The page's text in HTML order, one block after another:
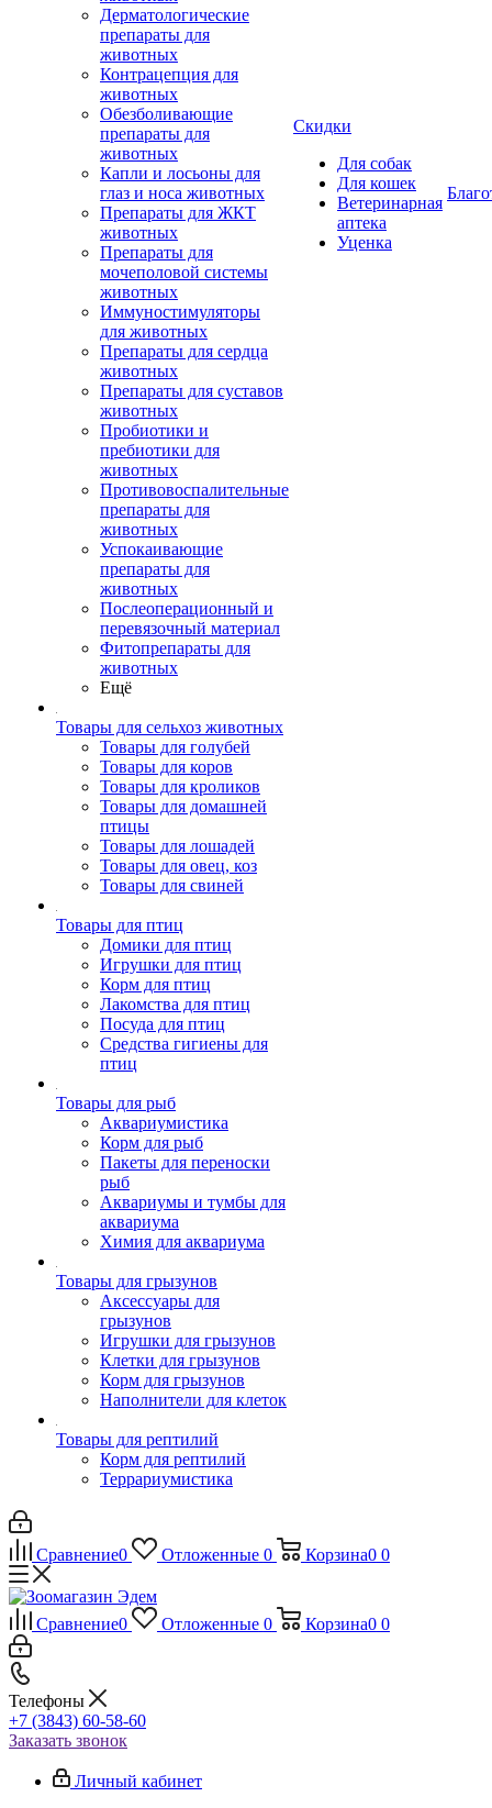
Дерматологические
препараты для
животных
Контрацепция для
животных
Обезболивающие
препараты для
животных
Капли и лосьоны для
глаз и носа животных
Препараты для ЖКТ
животных
Препараты для
мочеполовой системы
животных
Иммуностимуляторы
для животных
Препараты для сердца
животных
Препараты для суставов
животных
Пробиотики и
пребиотики для
животных
Противовоспалительные
препараты для
животных
Успокаивающие
препараты для
животных
Послеоперационный и
перевязочный материал
Фитопрепараты для
животных
Ещё
Товары для сельхоз животных
Товары для голубей
Товары для коров
Товары для кроликов
Товары для домашней
птицы
Товары для лошадей
Товары для овец, коз
Товары для свиней
Товары для птиц
Домики для птиц
Игрушки для птиц
Корм для птиц
Лакомства для птиц
Посуда для птиц
Средства гигиены для
птиц
Товары для рыб
Аквариумистика
Корм для рыб
Пакеты для переноски
рыб
Аквариумы и тумбы для
аквариума
Химия для аквариума
Товары для грызунов
Аксессуары для
грызунов
Игрушки для грызунов
Клетки для грызунов
Корм для грызунов
Наполнители для клеток
Товары для рептилий
Корм для рептилий
Террариумистика
Скидки
Для собак
Для кошек
Ветеринарная
аптека
Уценка
Сравнение0 Отложенные 0 Корзина0 0
Сравнение0 Отложенные 0 Корзина0 0
Телефоны
+7 (3843) 60-58-60
Заказать звонок
Личный кабинет